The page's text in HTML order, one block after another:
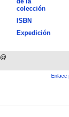
colección
ISBN
Expedición
Enlace